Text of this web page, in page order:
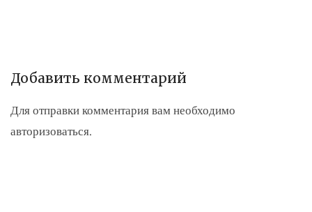
Добавить комментарий
Для отправки комментария вам необходимо
авторизоваться.